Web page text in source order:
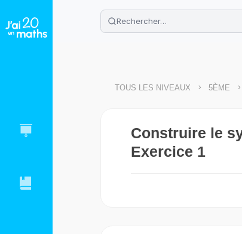
🌴Cahier de vacances offert:
Télécharge ton PDF gratuit et
TOUS LES NIVEAUX > 5ÈME >
Construire le
Exercice 1